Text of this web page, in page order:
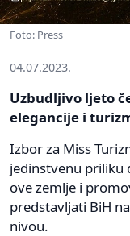
Foto: Press
04.07.2023.
Uzbudljivo ljeto
elegancije i
Izbor za Miss
jedinstvenu priliku
ove zemlje i
predstavljati BiH
nivou.